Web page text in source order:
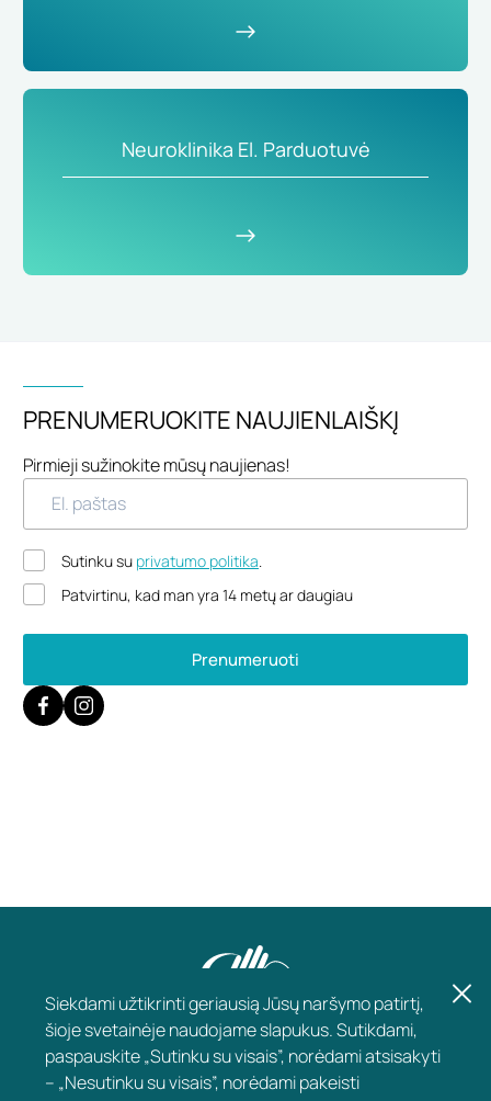
Neuroklinika El. Parduotuvė
PRENUMERUOKITE NAUJIENLAIŠKĮ
Pirmieji sužinokite mūsų naujienas!
Prenumeruoti
Sutinku su privatumo politika.
Patvirtinu, kad man yra 14 metų ar daugiau
Siekdami užtikrinti geriausią Jūsų naršymo patirtį,
šioje svetainėje naudojame slapukus. Sutikdami,
paspauskite „Sutinku su visais”, norėdami atsisakyti
– „Nesutinku su visais”, norėdami pakeisti